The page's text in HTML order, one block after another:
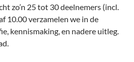
zo’n 25 tot 30 deelnemers (incl.
10.00 verzamelen we in de
kennismaking, en nadere uitleg.